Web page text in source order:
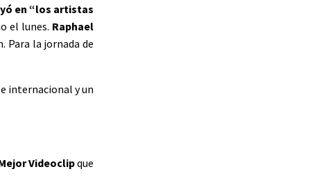
en “los artistas
el lunes. Raphael
Para la jornada de
internacional y un
Videoclipque